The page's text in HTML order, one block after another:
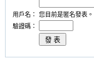
用戶名：
您目前是匿名發表。
驗證碼：